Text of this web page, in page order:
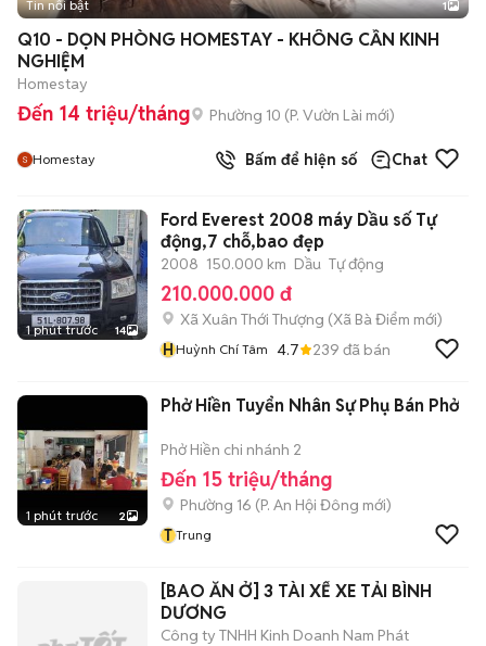
Tin nổi bật 1
Q10 - DỌN PHÒNG HOMESTAY - KHÔNG CẦN KINH
NGHIỆM
Homestay
Đến 14 triệu/tháng Phường 10 (P. Vườn Lài mới)
Homestay Bấm để hiện số Chat
1 phút trước 14
Ford Everest 2008 máy Dầu số Tự
động,7 chỗ,bao đẹp
2008 150.000 km Dầu Tự động
210.000.000 đ
Xã Xuân Thới Thượng (Xã Bà Điểm mới)
HHuỳnh Chí Tâm 4.7 239 đã bán
1 phút trước 2
Phở Hiền Tuyển Nhân Sự Phụ Bán Phở
Phở Hiền chi nhánh 2
Đến 15 triệu/tháng
Phường 16 (P. An Hội Đông mới)
T Trung
[BAO ĂN Ở] 3 TÀI XẾ XE TẢI BÌNH
DƯƠNG
Công ty TNHH Kinh Doanh Nam Phát